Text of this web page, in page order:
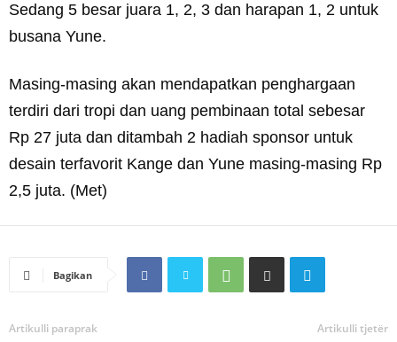
Sedang 5 besar juara 1, 2, 3 dan harapan 1, 2 untuk
busana Yune.
Masing-masing akan mendapatkan penghargaan
terdiri dari tropi dan uang pembinaan total sebesar
Rp 27 juta dan ditambah 2 hadiah sponsor untuk
desain terfavorit Kange dan Yune masing-masing Rp
2,5 juta. (Met)
Bagikan
Artikulli paraprak Artikulli tjetër